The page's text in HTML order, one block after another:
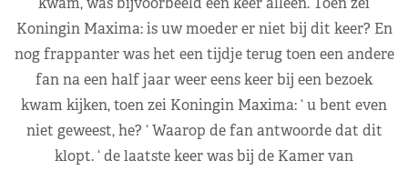
Koningin Maxima: is uw moeder er niet bij dit keer? En
nog frappanter was het een tijdje terug toen een andere
fan na een half jaar weer eens keer bij een bezoek
kwam kijken, toen zei Koningin Maxima: ‘ u bent even
niet geweest, he? ‘ Waarop de fan antwoorde dat dit
klopt. ‘ de laatste keer was bij de Kamer van